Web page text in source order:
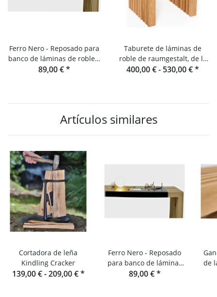
Ferro Nero - Reposado para
banco de láminas de roble y
consola
89,00 €*
Taburete de láminas de
roble de raumgestalt, de la
Selva Negra
400,00 € - 530,00 €*
Artículos similares
Cortadora de leña
Kindling Cracker
139,00 € -209,00 €*
Ferro Nero - Reposado
para banco de láminas
de roble y consola
89,00 €*
de